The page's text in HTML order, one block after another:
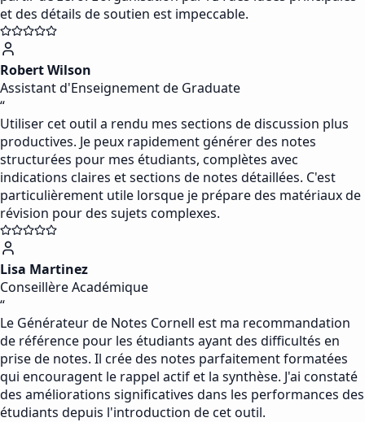
et des détails de soutien est impeccable.
Robert Wilson
Assistant d'Enseignement de Graduate
“
Utiliser cet outil a rendu mes sections de discussion plus
productives. Je peux rapidement générer des notes
structurées pour mes étudiants, complètes avec
indications claires et sections de notes détaillées. C'est
particulièrement utile lorsque je prépare des matériaux de
révision pour des sujets complexes.
Lisa Martinez
Conseillère Académique
“
Le Générateur de Notes Cornell est ma recommandation
de référence pour les étudiants ayant des difficultés en
prise de notes. Il crée des notes parfaitement formatées
qui encouragent le rappel actif et la synthèse. J'ai constaté
des améliorations significatives dans les performances des
étudiants depuis l'introduction de cet outil.